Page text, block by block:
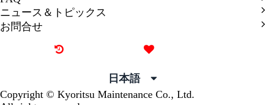
ニュース＆トピックス
お問合せ
日本語
Copyright © Kyoritsu Maintenance Co., Ltd.